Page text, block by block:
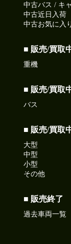
中古バス / キ
中古近日入荷
中古お気に入
■ 販売/買取
重機
■ 販売/買取
バス
■ 販売/買取
大型
中型
小型
その他
■ 販売終了
過去車両一覧